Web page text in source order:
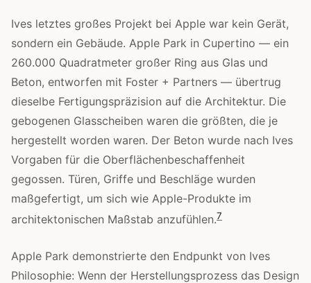
Ives letztes großes Projekt bei Apple war kein Gerät,
sondern ein Gebäude. Apple Park in Cupertino — ein
260.000 Quadratmeter großer Ring aus Glas und
Beton, entworfen mit Foster + Partners — übertrug
dieselbe Fertigungspräzision auf die Architektur. Die
gebogenen Glasscheiben waren die größten, die je
hergestellt worden waren. Der Beton wurde nach Ives
Vorgaben für die Oberflächenbeschaffenheit
gegossen. Türen, Griffe und Beschläge wurden
maßgefertigt, um sich wie Apple-Produkte im
architektonischen Maßstab anzufühlen.7
Apple Park demonstrierte den Endpunkt von Ives
Philosophie: Wenn der Herstellungsprozess das Design